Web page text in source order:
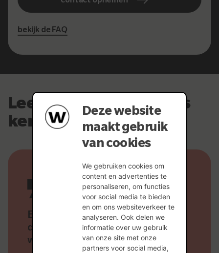
Deze website
maakt gebruik
van cookies
We gebruiken cookies om
content en advertenties te
personaliseren, om functies
voor social media te bieden
en om ons websiteverkeer te
analyseren. Ook delen we
informatie over uw gebruik
van onze site met onze
partners voor social media,
bekijk de FAQ
Leer de Wienerbergers
kennen
Een toffe sfeer en fijne collega's –
dat maakt echt het verschil op het
werk!